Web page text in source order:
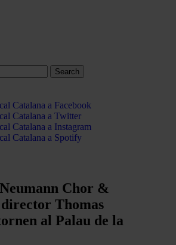
Catalana a Facebook
Catalana a Twitter
Catalana a Instagram
Catalana a Spotify
Chor &
Thomas
al Palau de la